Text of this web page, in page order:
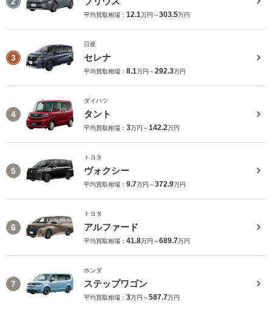
平均買取相場： 12.1万円～303.5万円
3
日産
セレナ
平均買取相場： 8.1万円～292.3万円
4
ダイハツ
タント
平均買取相場： 3万円～142.2万円
5
トヨタ
ヴォクシー
平均買取相場： 9.7万円～372.9万円
6
トヨタ
アルファード
平均買取相場： 41.8万円～689.7万円
7
ホンダ
ステップワゴン
平均買取相場： 3万円～587.7万円